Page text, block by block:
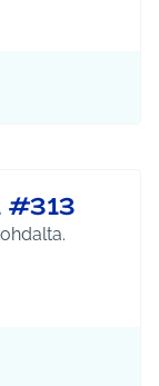
- Lahela
Tuusula